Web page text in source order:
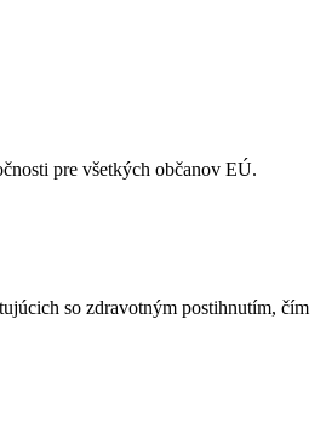
pre všetkých občanov EÚ.
so zdravotným postihnutím, čím